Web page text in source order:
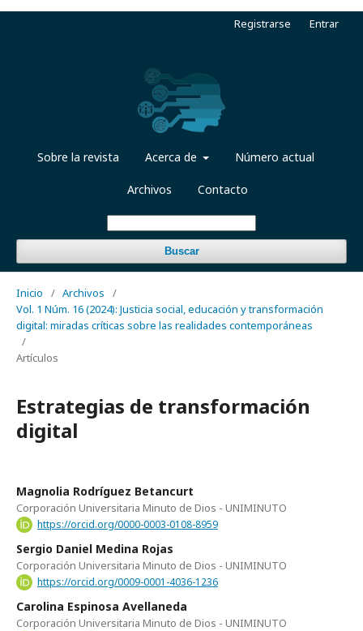
Sobre la revista Acerca de Número actual
Archivos Contacto
Buscar
Registrarse Entrar
Inicio / Archivos
/
Vol. 1 Núm. 16 (2024): Justicia social, educación y transformación
digital: miradas críticas sobre las realidades contemporáneas
/
Artículos
Estrategias de transformación
digital
Magnolia Rodríguez Betancurt
Corporación Universitaria Minuto de Dios - UNIMINUTO
https://orcid.org/0000-0003-0108-8959
Sergio Daniel Medina Rojas
Corporación Universitaria Minuto de Dios - UNIMINUTO
https://orcid.org/0009-0001-4036-1236
Carolina Espinosa Avellaneda
Corporación Universitaria Minuto de Dios - UNIMINUTO